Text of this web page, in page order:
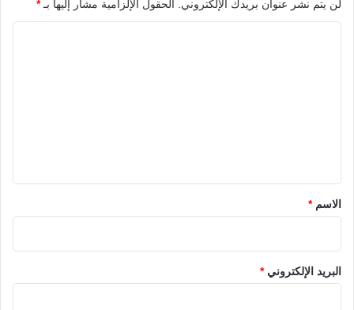
لن يتم نشر عنوان بريدك الإلكتروني. الحقول الإلزامية مشار إليها بـ*
*الاسم*
البريد الإلكتروني*